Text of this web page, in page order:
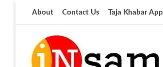
About Contact Us Taja Khabar App